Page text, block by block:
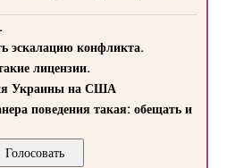
эскалацию конфликта.
лицензии.
Украины на США
поведения такая: обещать и